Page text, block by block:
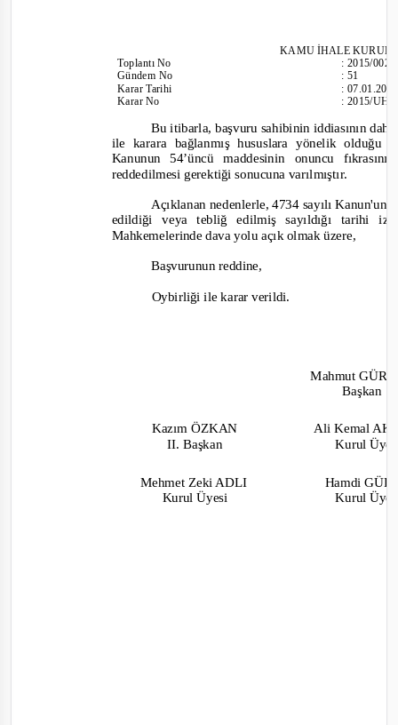
KAMU İHALE
Toplantı No
Gündem No
Karar Tarihi
Karar No
:2015/002
:51
:
:2015/
Bu itibarla, başvuru sahibinin iddiasının
ile karara bağlanmış hususlara yönelik olduğu
Kanunun 54’üncü maddesinin onuncu
reddedilmesi gerektiği sonucuna varılmıştır.
Açıklanan nedenlerle, 4734 sayılı
edildiği veya tebliğ edilmiş sayıldığı tarihi
Mahkemelerinde dava yolu açık olmak üzere,
Başvurunun reddine,
Oybirliğiile karar verildi.
Mahmut
Başkan
Kazım ÖZKAN
II. Başkan
Ali Kemal
Kurul
Mehmet Zeki ADLI
Hamdi
Kurul
Kurul Üyesi